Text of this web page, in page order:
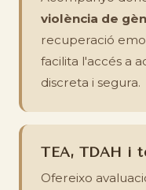
violència de
recuperació
facilita l'accés a
discreta i segura.
TEA, TDAH i
Ofereixo